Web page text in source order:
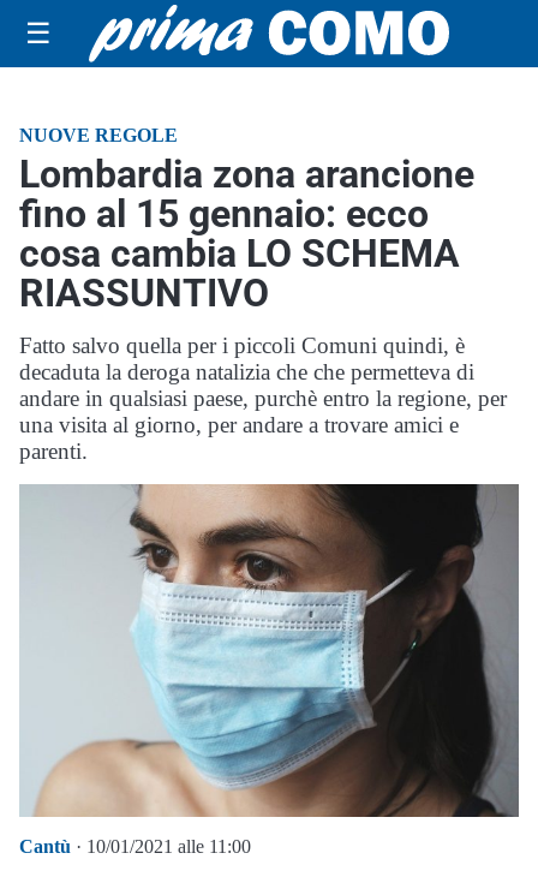
☰
NUOVE REGOLE
Lombardia zona arancione
fino al 15 gennaio: ecco
cosa cambia LO SCHEMA
RIASSUNTIVO
Fatto salvo quella per i piccoli Comuni quindi, è
decaduta la deroga natalizia che che permetteva di
andare in qualsiasi paese, purchè entro la regione, per
una visita al giorno, per andare a trovare amici e
parenti.
Cantù · 10/01/2021 alle 11:00